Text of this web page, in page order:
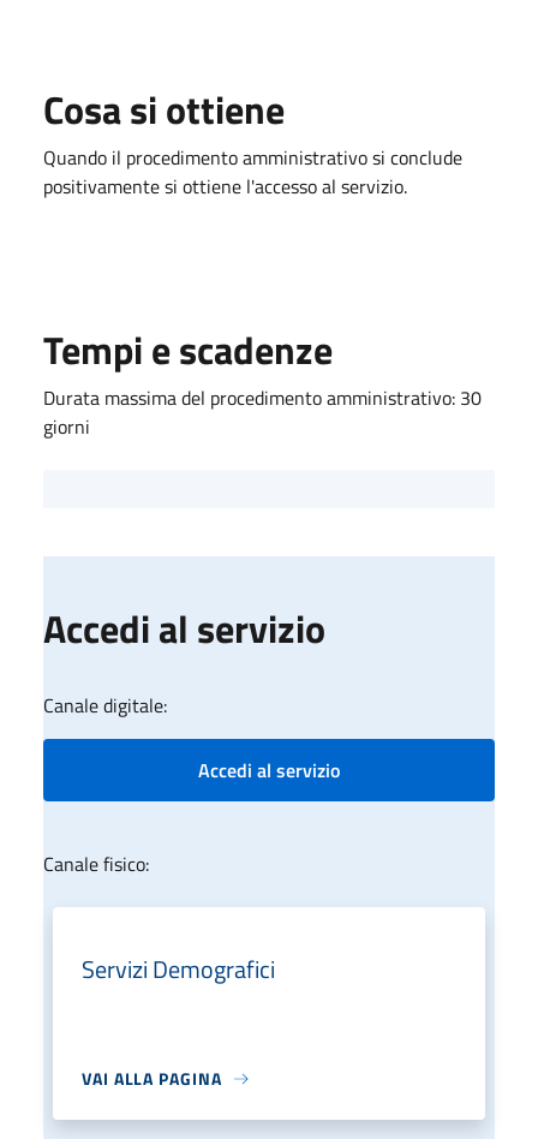
Cosa si ottiene
Quando il procedimento amministrativo si conclude
positivamente si ottiene l'accesso al servizio.
Tempi e scadenze
Durata massima del procedimento amministrativo: 30
giorni
Accedi al servizio
Canale digitale:
Accedi al servizio
Canale fisico:
Servizi Demografici
VAI ALLA PAGINA